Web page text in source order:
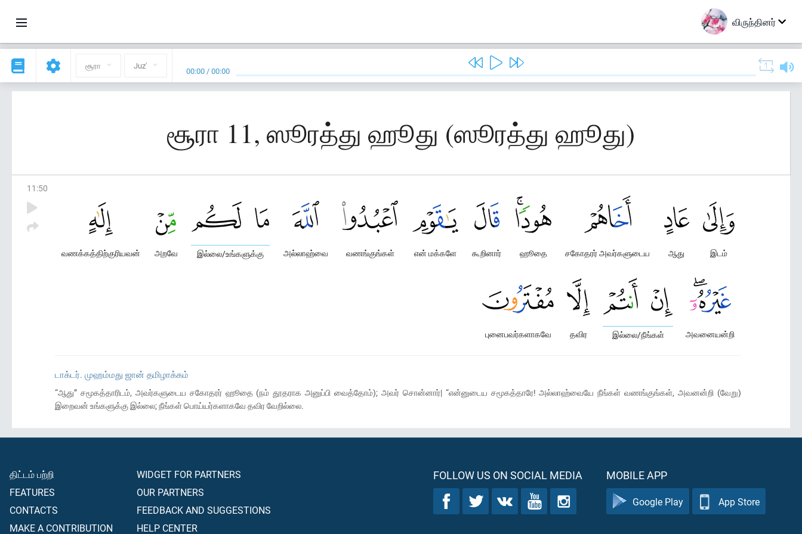
விருந்தினர்
சூரா Juz' 00:00 /00:00
சூரா 11, ஸூரத்து ஹூது (ஸூரத்து ஹூது)
11 :50
இடம்
ஆது
சகோதரர் அவர்களுடைய
ஹூதை
கூறினார்
என் மக்களே
வணங்குங்கள்
அல்லாஹ்வை
இல்லை/உங்களுக்கு
அறவே
வணக்கத்திற்குரியவன்
அவனையன்றி
இல்லை/நீங்கள்
தவிர
புனைபவர்களாகவே
டாக்டர். முஹம்மது ஜான் தமிழாக்கம்
“ஆது” சமூகத்தாரிடம், அவர்களுடைய சகோதரர் ஹூதை (நம் தூதராக அனுப்பி வைத்தோம்); அவர் சொன்னார்| “என்னுடைய சமூகத்தாரே! அல்லாஹ்வையே நீங்கள் வணங்குங்கள், அவனன்றி (வேறு)
இறைவன் உங்களுக்கு இல்லை; நீங்கள் பொய்யர்களாகவே தவிர வேறில்லை.
திட்டம் பற்றி
FEATURES
CONTACTS
MAKE A CONTRIBUTION
WIDGET FOR PARTNERS
OUR PARTNERS
FEEDBACK AND SUGGESTIONS
HELP CENTER
FOLLOW US ON SOCIAL MEDIA MOBILE APP
Google Play App Store